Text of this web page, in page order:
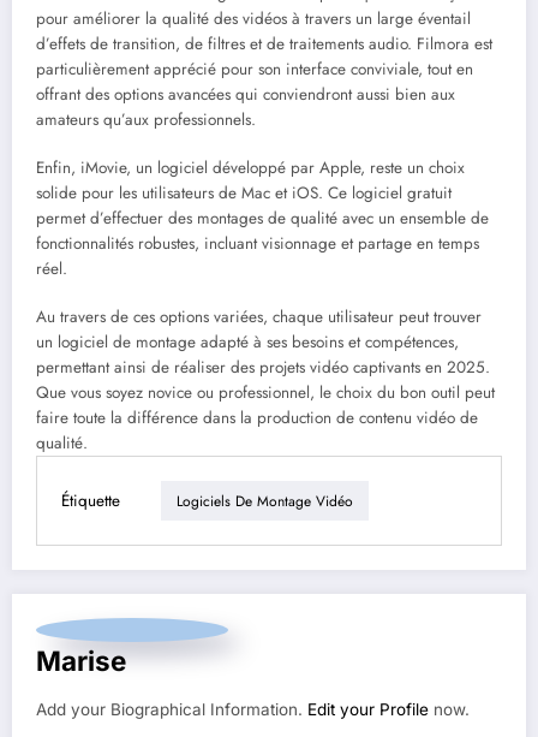
pour améliorer la qualité des vidéos à travers un large éventail
d’effets de transition, de filtres et de traitements audio. Filmora est
particulièrement apprécié pour son interface conviviale, tout en
offrant des options avancées qui conviendront aussi bien aux
amateurs qu’aux professionnels.
Enfin, iMovie, un logiciel développé par Apple, reste un choix
solide pour les utilisateurs de Mac et iOS. Ce logiciel gratuit
permet d’effectuer des montages de qualité avec un ensemble de
fonctionnalités robustes, incluant visionnage et partage en temps
réel.
Au travers de ces options variées, chaque utilisateur peut trouver
un logiciel de montage adapté à ses besoins et compétences,
permettant ainsi de réaliser des projets vidéo captivants en 2025.
Que vous soyez novice ou professionnel, le choix du bon outil peut
faire toute la différence dans la production de contenu vidéo de
qualité.
Étiquette Logiciels De Montage Vidéo
Marise
Add your Biographical Information. Edit your Profile now.